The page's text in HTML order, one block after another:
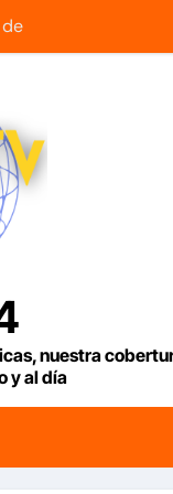
agosto de 2026
momento tras
sobre una
Rosalía de
por faltar a tres
Italia
nuestra
y al día